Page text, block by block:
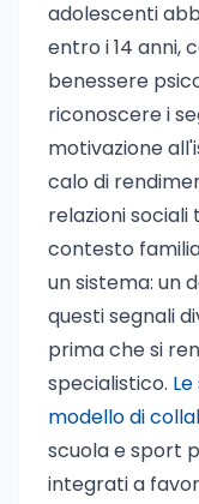
adolescenti
entro i 14 anni,
benessere
riconoscere i
motivazione
calo di
relazioni sociali
contesto
un sistema: un
questi segnali
prima che si
specialistico.
modello di
scuola e sport
integrati a